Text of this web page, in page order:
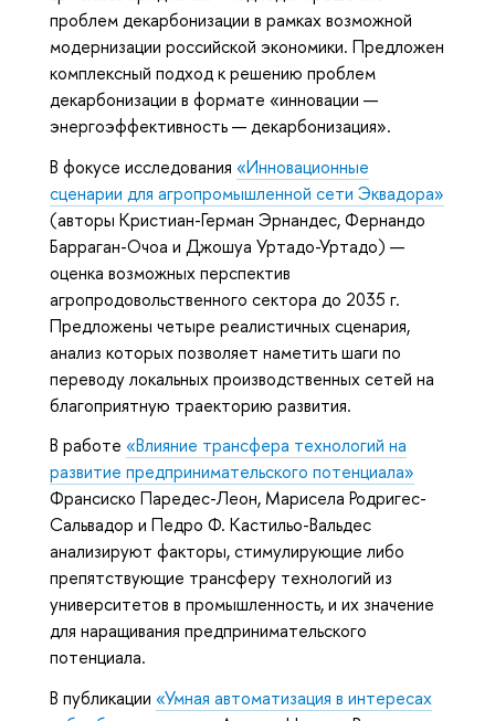
проблем декарбонизации в рамках возможной
модернизации российской экономики. Предложен
комплексный подход к решению проблем
декарбонизации в формате «инновации —
энергоэффективность — декарбонизация».
В фокусе исследования «Инновационные
сценарии для агропромышленной сети Эквадора»
(авторы Кристиан-Герман Эрнандес, Фернандо
Барраган-Очоа и Джошуа Уртадо-Уртадо) —
оценка возможных перспектив
агропродовольственного сектора до 2035 г.
Предложены четыре реалистичных сценария,
анализ которых позволяет наметить шаги по
переводу локальных производственных сетей на
благоприятную траекторию развития.
В работе «Влияние трансфера технологий на
развитие предпринимательского потенциала»
Франсиско Паредес-Леон, Марисела Родригес-
Сальвадор и Педро Ф. Кастильо-Вальдес
анализируют факторы, стимулирующие либо
препятствующие трансферу технологий из
университетов в промышленность, и их значение
для наращивания предпринимательского
потенциала.
В публикации «Умная автоматизация в интересах